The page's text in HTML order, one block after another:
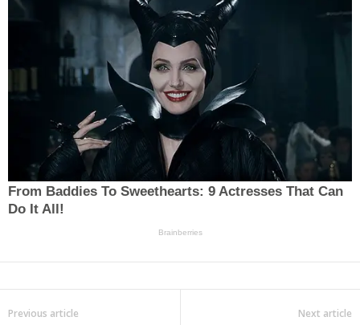
Previous article Next article